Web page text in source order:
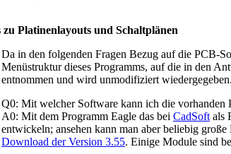
zu Platinenlayouts und Schaltplänen
Da in den folgenden Fragen Bezug auf die PCB-
Menüstruktur dieses Programms, auf die in den
entnommen und wird unmodifiziert
Q0: Mit welcher Software kann ich die vorhanden
A0: Mit dem Programm Eagle das bei CadSoft als
entwickeln; ansehen kann man aber beliebig
Download der Version 3.55. Einige Module sind